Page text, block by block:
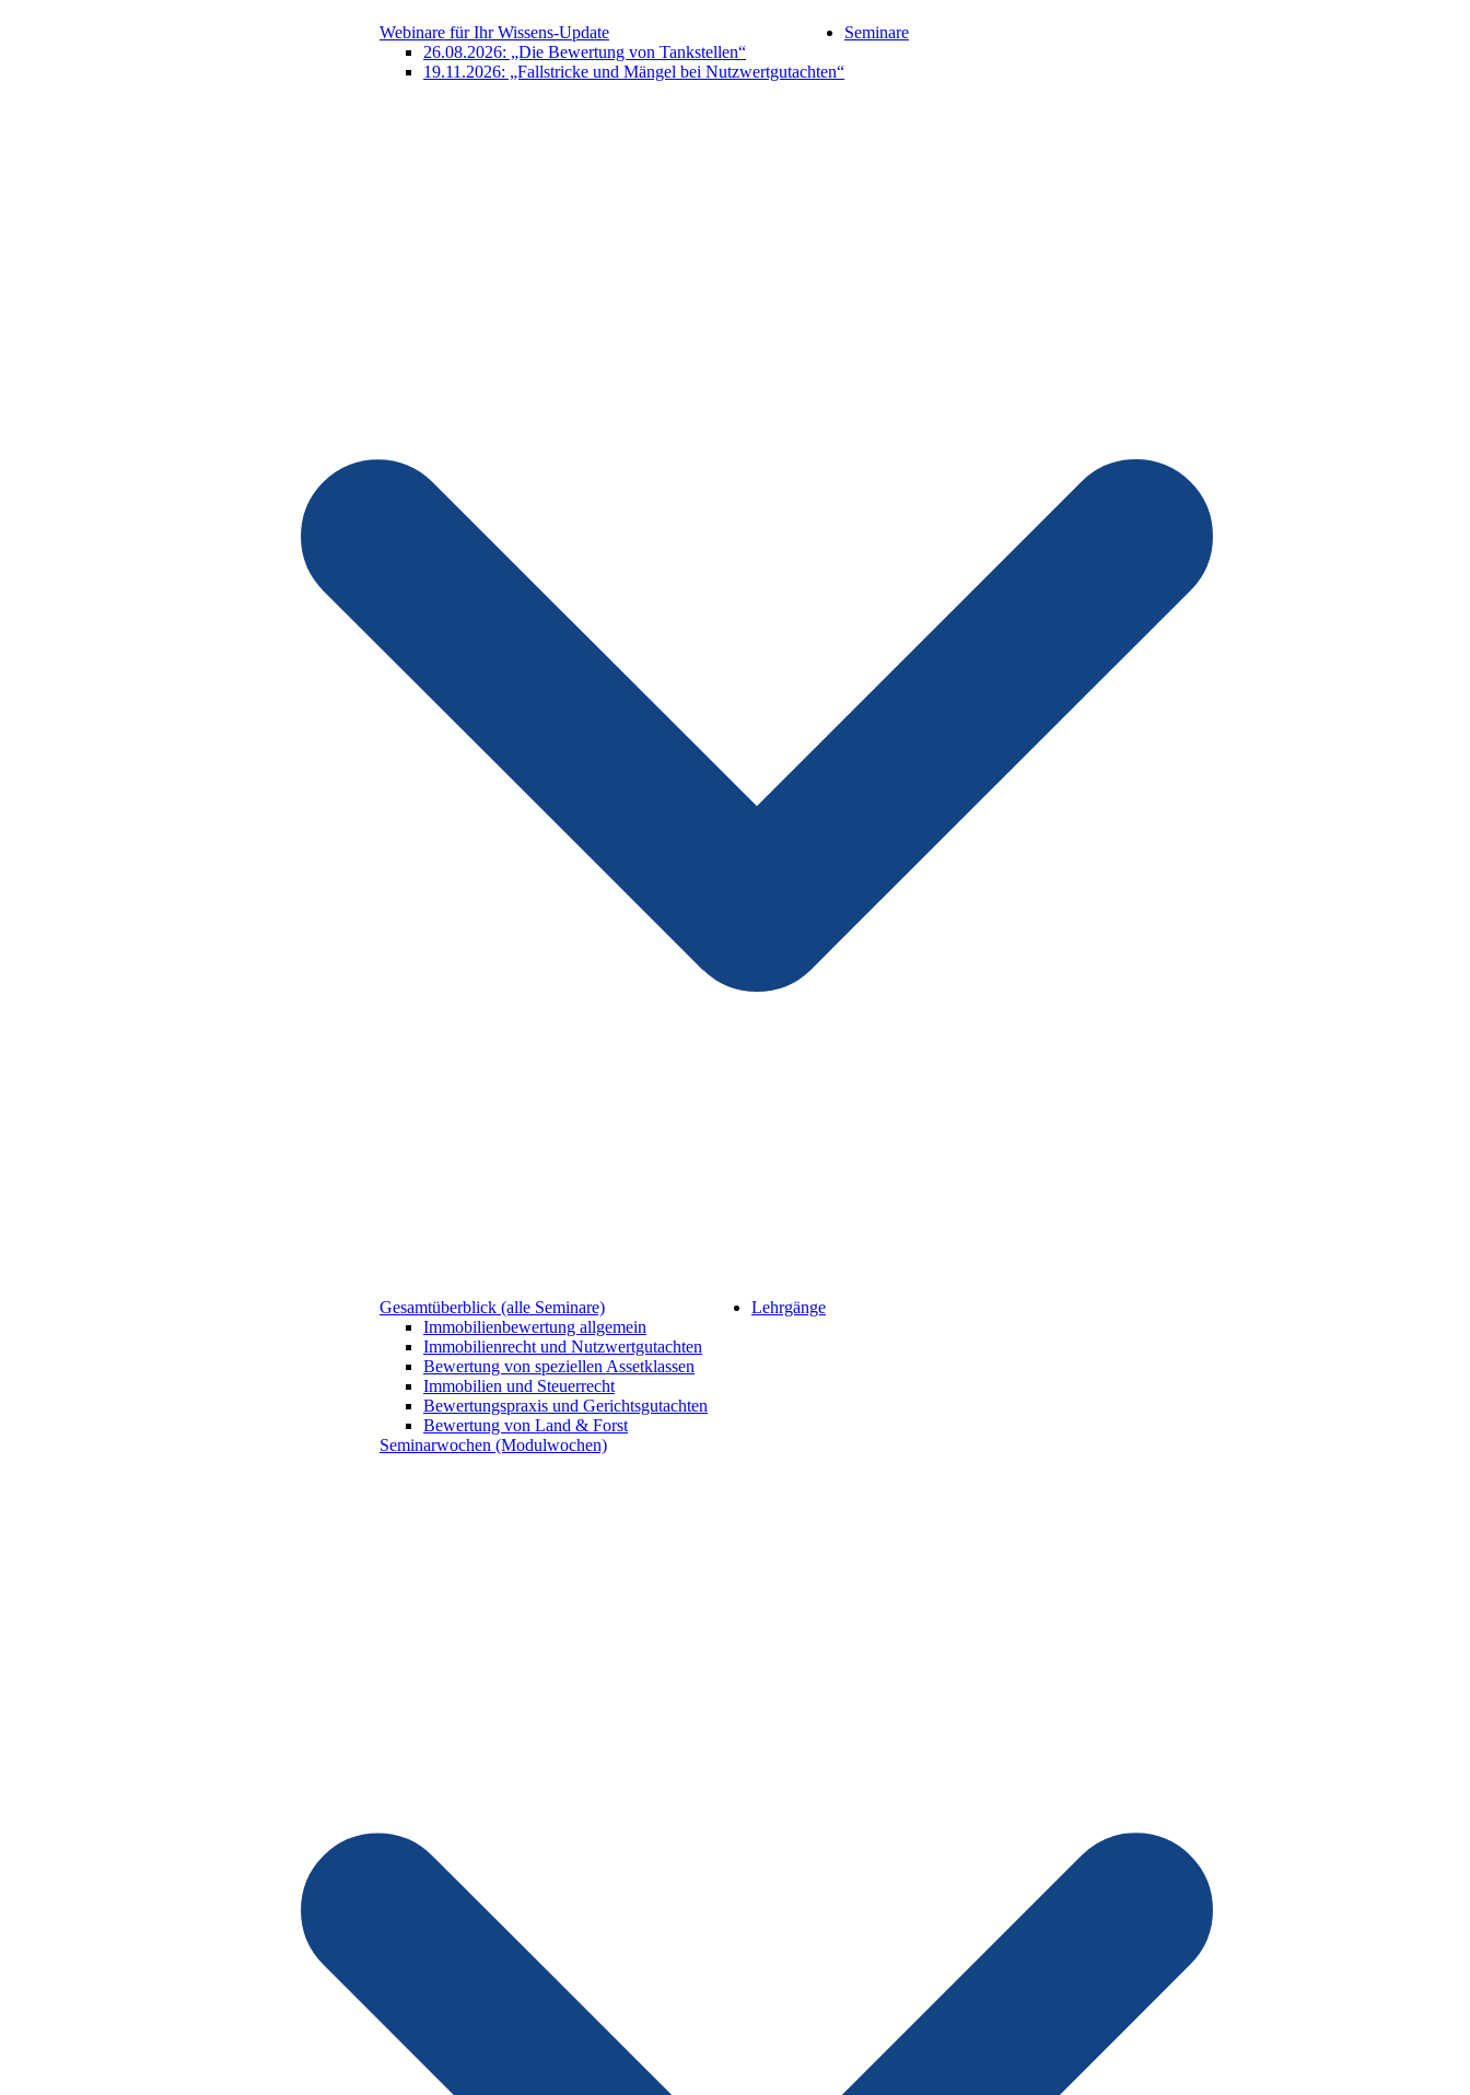
Webinare für Ihr Wissens-Update
26.08.2026: „Die Bewertung von Tankstellen“
19.11.2026: „Fallstricke und Mängel bei Nutzwertgutachten“
Seminare
Gesamtüberblick (alle Seminare)
Immobilienbewertung allgemein
Immobilienrecht und Nutzwertgutachten
Bewertung von speziellen Assetklassen
Immobilien und Steuerrecht
Bewertungspraxis und Gerichtsgutachten
Bewertung von Land & Forst
Seminarwochen (Modulwochen)
Lehrgänge